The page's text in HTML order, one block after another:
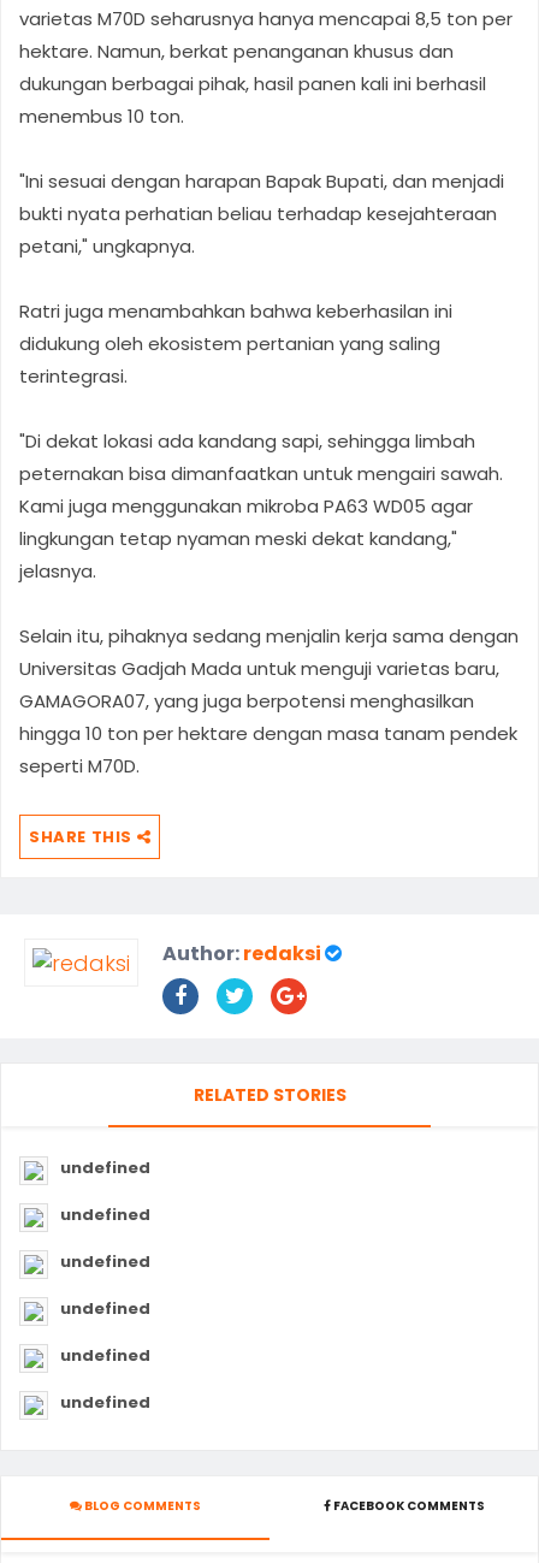
varietas M70D seharusnya hanya mencapai 8,5 ton per
hektare. Namun, berkat penanganan khusus dan
dukungan berbagai pihak, hasil panen kali ini berhasil
menembus 10 ton.
"Ini sesuai dengan harapan Bapak Bupati, dan menjadi
bukti nyata perhatian beliau terhadap kesejahteraan
petani," ungkapnya.
Ratri juga menambahkan bahwa keberhasilan ini
didukung oleh ekosistem pertanian yang saling
terintegrasi.
"Di dekat lokasi ada kandang sapi, sehingga limbah
peternakan bisa dimanfaatkan untuk mengairi sawah.
Kami juga menggunakan mikroba PA63 WD05 agar
lingkungan tetap nyaman meski dekat kandang,"
jelasnya.
Selain itu, pihaknya sedang menjalin kerja sama dengan
Universitas Gadjah Mada untuk menguji varietas baru,
GAMAGORA07, yang juga berpotensi menghasilkan
hingga 10 ton per hektare dengan masa tanam pendek
seperti M70D.
SHARE THIS
Author:redaksi
RELATED STORIES
undefined
undefined
undefined
undefined
undefined
undefined
BLOG COMMENTS FACEBOOK COMMENTS